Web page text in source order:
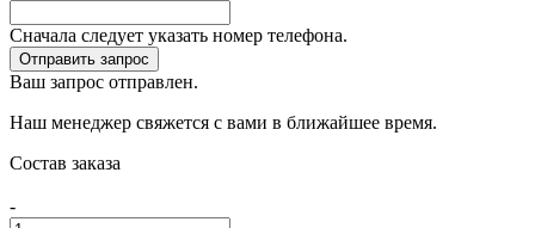
Сначала следует указать номер телефона.
Отправить запрос
Ваш запрос отправлен.
Наш менеджер свяжется с вами в ближайшее время.
Состав заказа
-